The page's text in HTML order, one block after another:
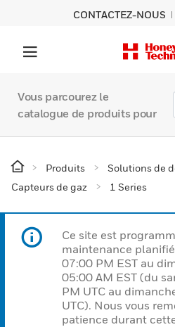
CONTACTEZ-NOUS
Vous parcourez le
catalogue de produits pour
Produits Solutions de
Capteurs de gaz
1 Series
Ce site est
maintenance
07:00 PM EST au
05:00 AM EST (du
PM UTC au
UTC). Nous vous
patience durant